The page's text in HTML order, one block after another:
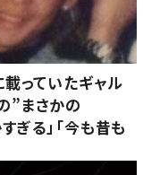
載っていたギャル
”まさかの
ぎる」「今も昔も